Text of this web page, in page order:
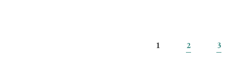
1 2 3